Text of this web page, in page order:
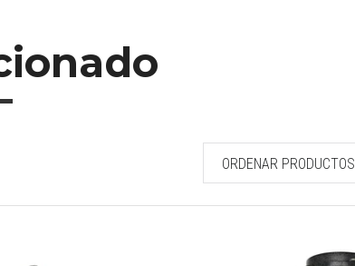
ORDENAR PRODUCTOS